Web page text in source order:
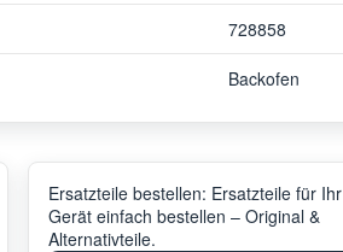
728858
Backofen
Ersatzteile bestellen: Ersatzteile für Ihr
Gerät einfach bestellen – Original &
Alternativteile.